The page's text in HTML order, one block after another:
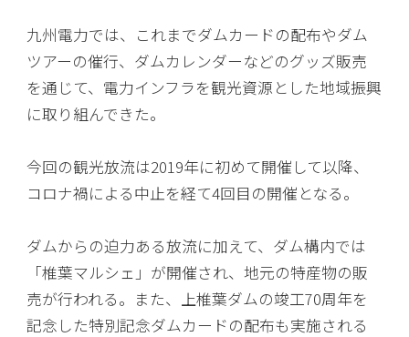
九州電力では、これまでダムカードの配布やダム
ツアーの催行、ダムカレンダーなどのグッズ販売
を通じて、電力インフラを観光資源とした地域振興
に取り組んできた。
今回の観光放流は2019年に初めて開催して以降、
コロナ禍による中止を経て4回目の開催となる。
ダムからの迫力ある放流に加えて、ダム構内では
「椎葉マルシェ」が開催され、地元の特産物の販
売が行われる。また、上椎葉ダムの竣工70周年を
記念した特別記念ダムカードの配布も実施される